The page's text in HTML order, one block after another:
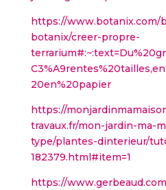
https://www.botanix.com/
botanix/creer-propre-
20en%20papier
https://
travaux.fr/mon-jardin-ma-
type/plantes-dinterieur/
182379.html#item=1
https://